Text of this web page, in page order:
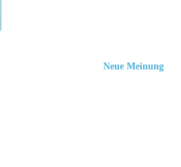
Neue Meinung